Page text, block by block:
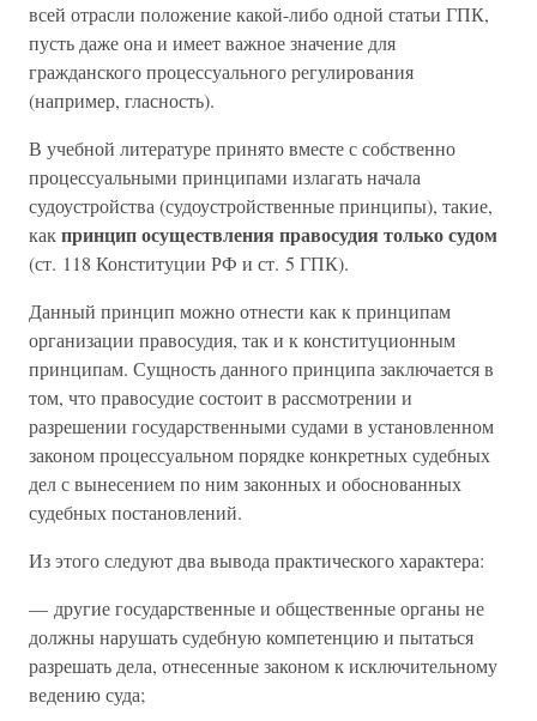
всей отрасли положение какой-либо одной статьи ГПК,
пусть даже она и имеет важное значение для
гражданского процессуального регулирования
(например, гласность).
В учебной литературе принято вместе с собственно
процессуальными принципами излагать начала
судоустройства (судоустройственные принципы), такие,
какпринцип осуществления правосудия только судом
(ст. 118 Конституции РФ и ст. 5 ГПК).
Данный принцип можно отнести как к принципам
организации правосудия, так и к конституционным
принципам. Сущность данного принципа заключается в
том, что правосудие состоит в рассмотрении и
разрешении государственными судами в установленном
законом процессуальном порядке конкретных судебных
дел с вынесением по ним законных и обоснованных
судебных постановлений.
Из этого следуют два вывода практического характера:
— другие государственные и общественные органы не
должны нарушать судебную компетенцию и пытаться
разрешать дела, отнесенные законом к исключительному
ведению суда;